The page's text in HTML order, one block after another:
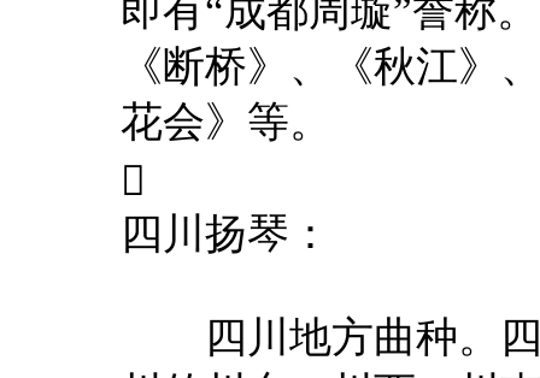
即有“成都周璇”誉称
《断桥》、《秋江》
花会》等。

四川扬琴：
四川地方曲种。四